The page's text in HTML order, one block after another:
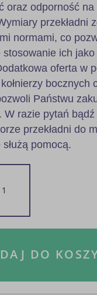
oraz odporność
przekładni
normami, co
stosowanie ich
oferta w
bocznych
Państwu
W razie pytań
przekładni do
pomocą.
DO